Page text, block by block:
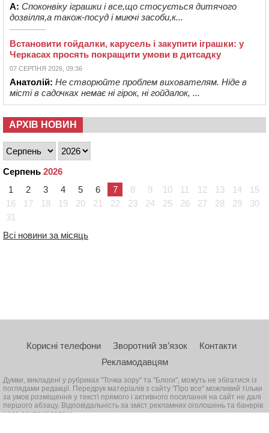
А: Споконвіку іграшки і все,що стосується дитячого
дозвілля,а також-посуд і миючі засоби,к...
Встановити гойдалки, карусель і закупити іграшки: у
Черкасах просять покращити умови в дитсадку
07 СЕРПНЯ 2026, 09:36
Анатолій: Не створюйте проблем вихователям. Ніде в
місті в садочках немає ні гірок, ні гойдалок, ...
АРХІВ НОВИН
Серпень 2026
1
2 3 4 5 6 7 8 9 10 11 12 13 14
15
16
17 18 19 20 21 22 23 24 25 26 27 28 29
30
31
Всі новини за місяць
Корисні телефони Зворотний зв’язок
Контакти
Рекламодавцям
Думки, викладені у рубриках "Точка зору" та "Блоги", можуть не збігатися із
поглядами редакції. Передрук матеріалів з сайту "Про все" можливий тільки
за умов розміщення у тексті прямого і активного посилання на сайт не далі
першого абзацу. Відповідальність за зміст рекламних оголошень та банерів
несе рекламодавець